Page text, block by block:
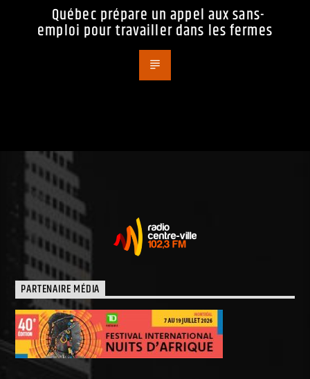
Québec prépare un appel aux sans-
emploi pour travailler dans les fermes
PARTENAIRE MÉDIA